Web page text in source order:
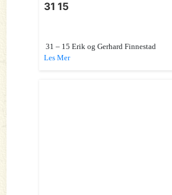
31 15
31 – 15 Erik og Gerhard Finnestad
Les Mer